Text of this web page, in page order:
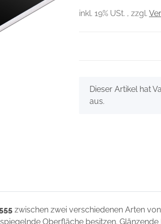
inkl. 19% USt. , zzgl.
xDieser Artikel hat
aus.
zwischen zwei verschiedenen Arten von
Oberfläche besitzen.